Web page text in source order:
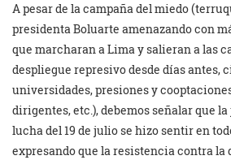
A pesar de la campaña del miedo
presidenta Boluarte amenazando con
que marcharan a Lima y salieran a las
despliegue represivo desde días antes,
universidades, presiones y
dirigentes, etc.), debemos señalar que
lucha del 19 de julio se hizo sentir en
expresando que la resistencia contra